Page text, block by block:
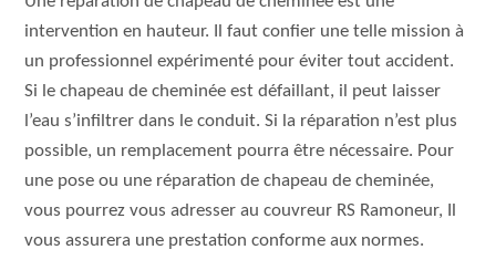
intervention en hauteur. Il faut confier une telle mission à
un professionnel expérimenté pour éviter tout accident.
Si le chapeau de cheminée est défaillant, il peut laisser
l’eau s’infiltrer dans le conduit. Si la réparation n’est plus
possible, un remplacement pourra être nécessaire. Pour
une pose ou une réparation de chapeau de cheminée,
vous pourrez vous adresser au couvreur RS Ramoneur, Il
vous assurera une prestation conforme aux normes.